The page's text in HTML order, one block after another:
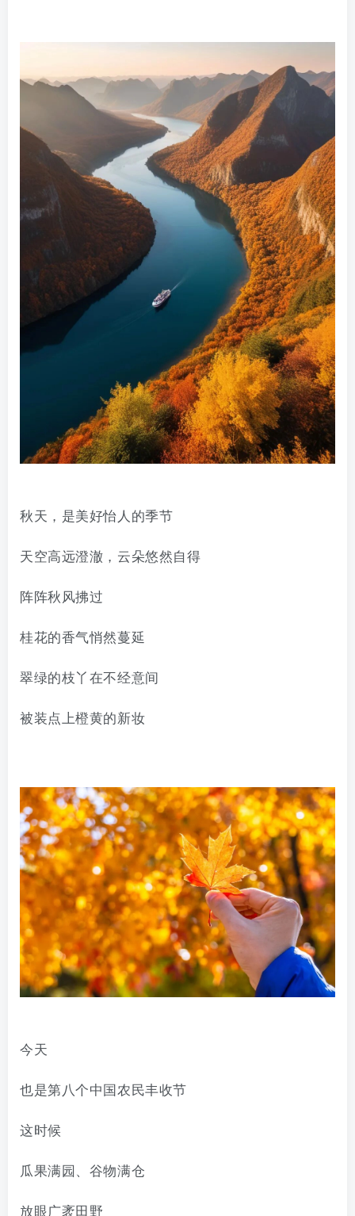
秋天，是美好怡人的季节
天空高远澄澈，云朵悠然自得
阵阵秋风拂过
桂花的香气悄然蔓延
翠绿的枝丫在不经意间
被装点上橙黄的新妆
今天
也是第八个中国农民丰收节
这时候
瓜果满园、 谷物满仓
放眼广袤田野